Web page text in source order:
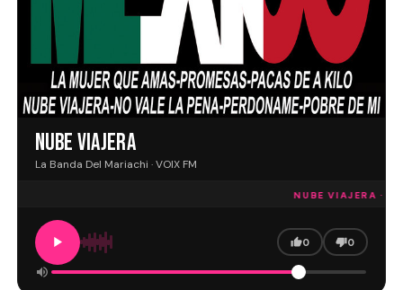
NUBE VIAJERA
La Banda Del Mariachi · VOIX FM
NUBE VIAJERA ·
0 0